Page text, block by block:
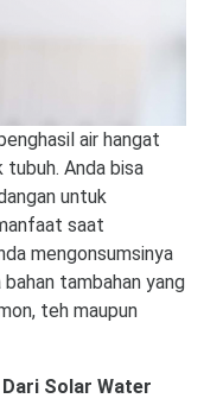
air hangat
Anda bisa
untuk
saat
mengonsumsinya
tambahan yang
teh maupun
Solar Water